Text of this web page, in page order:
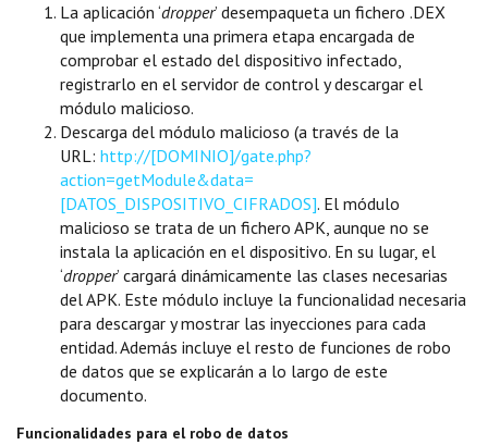
La aplicación ‘dropper’ desempaqueta un fichero .DEX
que implementa una primera etapa encargada de
comprobar el estado del dispositivo infectado,
registrarlo en el servidor de control y descargar el
módulo malicioso.
Descarga del módulo malicioso (a través de la
URL: http://[DOMINIO]/gate.php?
action=getModule&data=
[DATOS_DISPOSITIVO_CIFRADOS]. El módulo
malicioso se trata de un fichero APK, aunque no se
instala la aplicación en el dispositivo. En su lugar, el
‘dropper’ cargará dinámicamente las clases necesarias
del APK. Este módulo incluye la funcionalidad necesaria
para descargar y mostrar las inyecciones para cada
entidad. Además incluye el resto de funciones de robo
de datos que se explicarán a lo largo de este
documento.
Funcionalidades para el robo de datos